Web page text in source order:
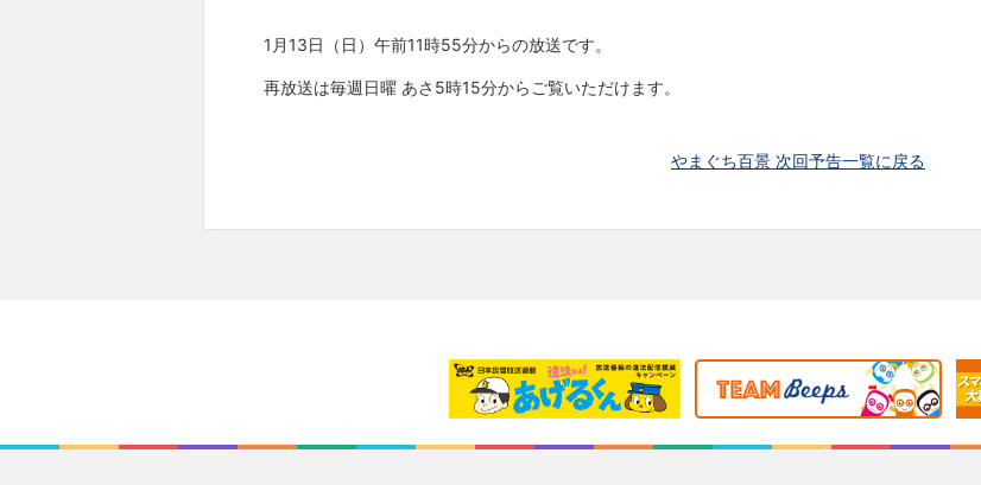
1月13日（日）午前11時55分からの放送です。
再放送は毎週日曜 あさ5時15分からご覧いただけます。
やまぐち百景 次回予告一覧に戻る